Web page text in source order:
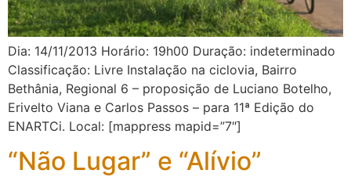
Dia: 14/11/2013 Horário: 19h00 Duração: indeterminado
Classificação: Livre Instalação na ciclovia, Bairro
Bethânia, Regional 6 – proposição de Luciano Botelho,
Erivelto Viana e Carlos Passos – para 11ª Edição do
ENARTCi. Local: [mappress mapid=”7″]
“Não Lugar” e “Alívio”